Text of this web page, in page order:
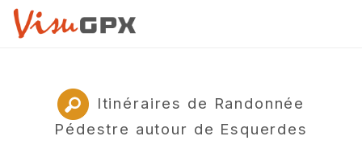
Itinéraires de Randonnée
Pédestre autour de Esquerdes